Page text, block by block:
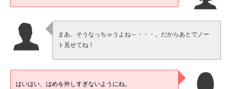
まあ、そうなっちゃうよね～・・・。だからあとでノー
ト見せてね！
はいはい、はめを外しすぎないようにね。